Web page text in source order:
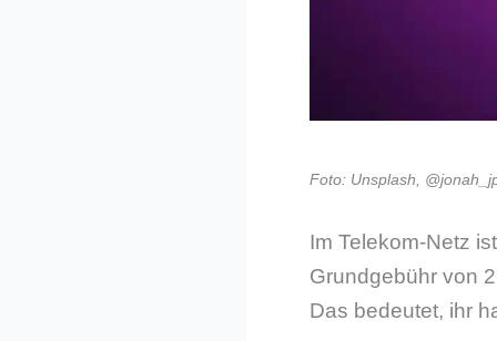
Foto: Unsplash,
Im Telekom-Netz
Grundgebühr von
Das bedeutet, ihr